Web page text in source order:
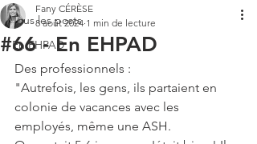
Tous les posts
En EHPAD
#66 - En EHPAD
Fany CÉRÈSE
8 août 2024 1 min de lecture
Des professionnels :
"Autrefois, les gens, ils partaient en
colonie de vacances avec les
employés, même une ASH.